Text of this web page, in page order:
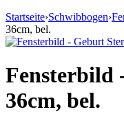
Startseite›Schwibbogen›
36cm, bel.
Fensterbild
36cm, bel.